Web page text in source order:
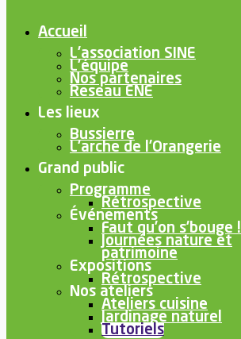
Accueil
L’association SINE
L’équipe
Nos partenaires
Reseau ENE
Les lieux
Bussierre
L’arche de l’Orangerie
Grand public
Programme
Rétrospective
Événements
Faut qu’on s’bouge !
Journées nature et
patrimoine
Expositions
Rétrospective
Nos ateliers
Ateliers cuisine
Jardinage naturel
Tutoriels